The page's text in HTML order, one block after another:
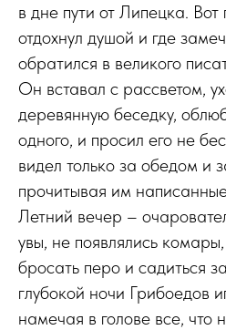
в дне пути от Липецка.
отдохнул душой и где
обратился в великого
Он вставал с рассветом,
деревянную беседку,
одного, и просил его не
видел только за обедом и
прочитывая им
Летний вечер –
увы, не появлялись
бросать перо и садиться
глубокой ночи Грибоедов
намечая в голове все, что